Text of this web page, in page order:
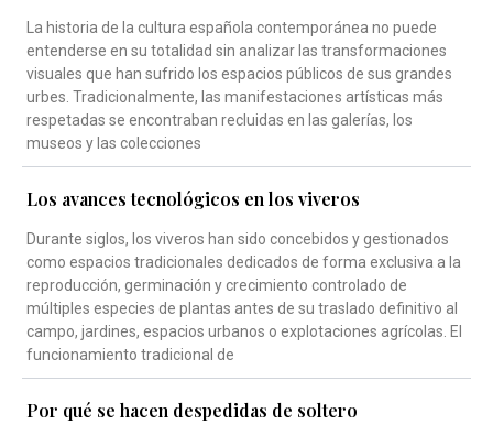
La historia de la cultura española contemporánea no puede
entenderse en su totalidad sin analizar las transformaciones
visuales que han sufrido los espacios públicos de sus grandes
urbes. Tradicionalmente, las manifestaciones artísticas más
respetadas se encontraban recluidas en las galerías, los
museos y las colecciones
Los avances tecnológicos en los viveros
Durante siglos, los viveros han sido concebidos y gestionados
como espacios tradicionales dedicados de forma exclusiva a la
reproducción, germinación y crecimiento controlado de
múltiples especies de plantas antes de su traslado definitivo al
campo, jardines, espacios urbanos o explotaciones agrícolas. El
funcionamiento tradicional de
Por qué se hacen despedidas de soltero